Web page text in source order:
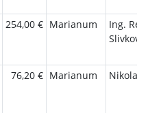
254,00 € Marianum
Ing.
Slivková
76,20 € Marianum Nikola